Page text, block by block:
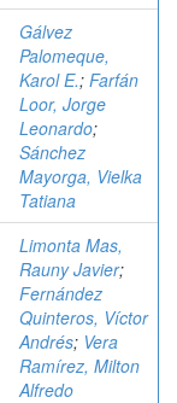
Gálvez
Palomeque,
Karol E.; Farfán
Loor, Jorge
Leonardo;
Sánchez
Mayorga, Vielka
Tatiana
Limonta Mas,
Rauny Javier;
Fernández
Quinteros, Víctor
Andrés; Vera
Ramírez, Milton
Alfredo